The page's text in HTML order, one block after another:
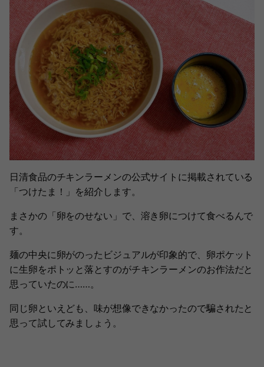
日清食品のチキンラーメンの公式サイトに掲載されている
「つけたま！」を紹介します。
まさかの「卵をのせない」で、溶き卵につけて食べるんで
す。
麺の中央に卵がのったビジュアルが印象的で、卵ポケット
に生卵をポトッと落とすのがチキンラーメンのお作法だと
思っていたのに……。
同じ卵といえども、味が想像できなかったので騙されたと
思って試してみましょう。